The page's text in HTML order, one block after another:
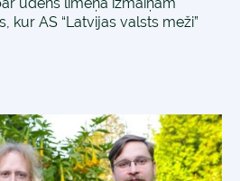
kur AS “Latvijas valsts meži”